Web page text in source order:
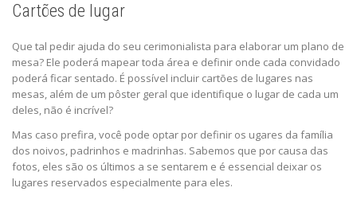
Cartões de lugar
Que tal pedir ajuda do seu cerimonialista para elaborar um plano de
mesa? Ele poderá mapear toda área e definir onde cada convidado
poderá ficar sentado. É possível incluir cartões de lugares nas
mesas, além de um pôster geral que identifique o lugar de cada um
deles, não é incrível?
Mas caso prefira, você pode optar por definir os ugares da família
dos noivos, padrinhos e madrinhas. Sabemos que por causa das
fotos, eles são os últimos a se sentarem e é essencial deixar os
lugares reservados especialmente para eles.